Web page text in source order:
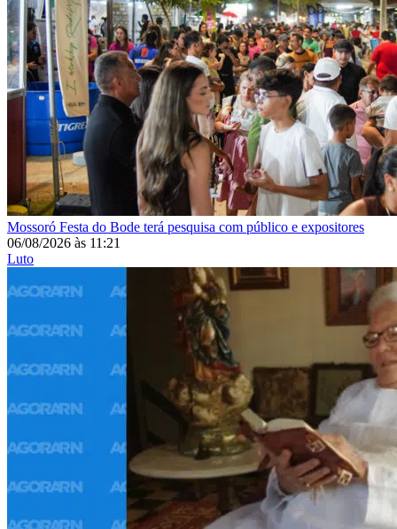
Mossoró Festa do Bode terá pesquisa com público e expositores
06/08/2026 às 11:21
Luto